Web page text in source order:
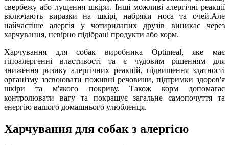
свербежу або лущення шкіри. Інші можливі алергічні реакції
включають виразки на шкірі, набряки носа та очей.Але
найчастіше алергія у чотирилапих друзів виникає через
харчування, невірно підібрані продукти або корм.
Харчування для собак виробника Optimeal, яке має
гіпоалергенні властивості та є чудовим рішенням для
зниження ризику алергічних реакцій, підвищення здатності
організму засвоювати поживні речовини, підтримки здоров'я
шкіри та м'якого покриву. Також корм допомагає
контролювати вагу та покращує загальне самопочуття та
енергію вашого домашнього улюбленця.
Харчування для собак з алергією